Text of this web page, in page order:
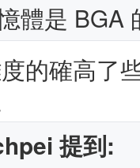
體是 BGA
的確高了
提到: